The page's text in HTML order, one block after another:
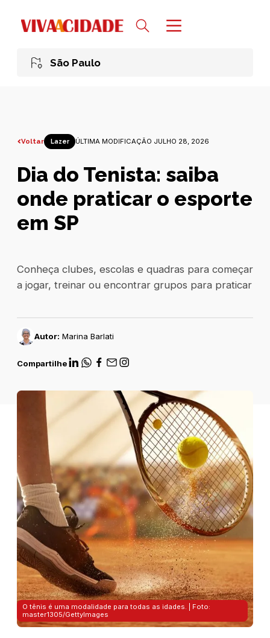
São Paulo
Voltar Lazer ÚLTIMA MODIFICAÇÃO JULHO 28, 2026
Dia do Tenista: saiba
onde praticar o esporte
em SP
Conheça clubes, escolas e quadras para começar
a jogar, treinar ou encontrar grupos para praticar
Autor: Marina Barlati
Compartilhe
O tênis é uma modalidade para todas as idades. | Foto:
master1305/GettyImages